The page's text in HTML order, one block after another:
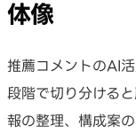
体像
推薦コメントのAI活
段階で切り分ける
報の整理、構成案